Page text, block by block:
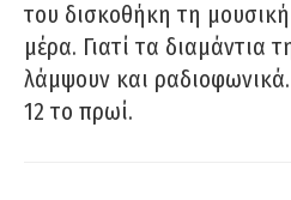
του δισκοθήκη τη
μέρα. Γιατί τα διαμάντια
λάμψουν και
12 το πρωί.